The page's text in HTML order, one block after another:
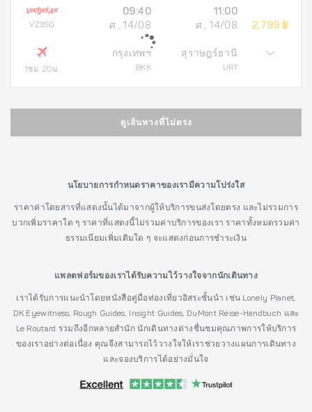
VZ350
1ชม. 20น.
09:40
ศ., 14/08
กรุงเทพฯ
BKK
11:00
ศ., 14/08
สุราษฎร์ธานี
URT
2,799 ฿
ดูเส้นทางที่ไม่ตรง
นโยบายการกำหนดราคาของเรามีความโปร่งใส
ราคาค่าโดยสารที่แสดงนั้นได้มาจากผู้ให้บริการขนส่งโดยตรง และไม่รวมการ
บวกเพิ่มราคาใด ๆ ราคาที่แสดงนี้ไม่รวมค่าบริการของเรา ราคาทั้งหมดรวมค่า
ธรรมเนียมเพิ่มเติมใด ๆ จะแสดงก่อนการชำระเงิน
แพลตฟอร์มของเราได้รับความไว้วางใจจากนักเดินทาง
เราได้รับการแนะนำโดยหนังสือคู่มือท่องเที่ยวอิสระชั้นนำ เช่น Lonely Planet,
DK Eyewitness, Rough Guides, Insight Guides, DuMont Reise-Handbuch และ
Le Routard รวมถึงอีกหลายสำนัก นักเดินทางต่างชื่นชมคุณภาพการให้บริการ
ของเราอย่างต่อเนื่อง คุณจึงสามารถไว้วางใจให้เราช่วยวางแผนการเดินทาง
และจองบริการได้อย่างมั่นใจ